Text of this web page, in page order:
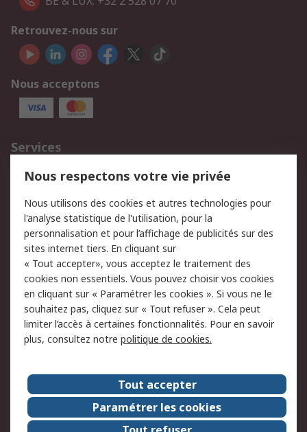
Retrouvez-nous sur
Nous acceptons
Services
750.000 produits
2.500 marques
Retours
Support technique
Track & trace
Legal
Politique de cookies
Sécurité des e-mails
Politique de protection
des données - Mise à
jour
Conditions générales
de vente
A propos de RS
Le groupe RS Group
A propos de RS
RS dans le monde
Travaillez chez RS
Nous respectons votre vie privée
Nous utilisons des cookies et autres technologies pour
l'analyse statistique de l'utilisation, pour la
personnalisation et pour l’affichage de publicités sur des
sites internet tiers. En cliquant sur
« Tout accepter», vous acceptez le traitement des
cookies non essentiels. Vous pouvez choisir vos cookies
en cliquant sur « Paramétrer les cookies ». Si vous ne le
souhaitez pas, cliquez sur « Tout refuser ». Cela peut
limiter l’accès à certaines fonctionnalités. Pour en savoir
plus, consultez notre politique de cookies.
Tout accepter
Paramétrer les cookies